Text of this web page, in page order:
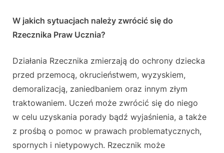
W jakich sytuacjach należy zwrócić się do
Rzecznika Praw Ucznia?
Działania Rzecznika zmierzają do ochrony dziecka
przed przemocą, okrucieństwem, wyzyskiem,
demoralizacją, zaniedbaniem oraz innym złym
traktowaniem. Uczeń może zwrócić się do niego
w celu uzyskania porady bądź wyjaśnienia, a także
z prośbą o pomoc w prawach problematycznych,
spornych i nietypowych. Rzecznik może